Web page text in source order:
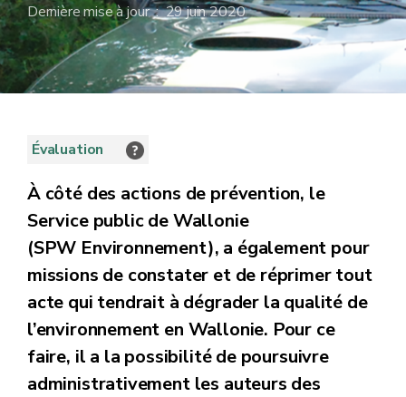
Dernière mise à jour : 29 juin 2020
Évaluation
À côté des actions de prévention, le
Service public de Wallonie
(SPW Environnement), a également pour
missions de constater et de réprimer tout
acte qui tendrait à dégrader la qualité de
l’environnement en Wallonie. Pour ce
faire, il a la possibilité de poursuivre
administrativement les auteurs des